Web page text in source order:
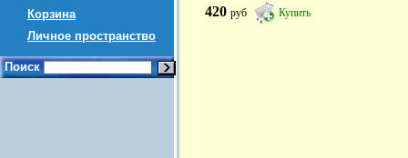
Корзина
Личное пространство
Поиск
420 руб Купить